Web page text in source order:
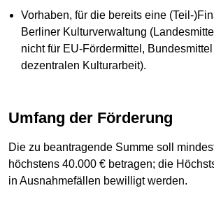
Vorhaben, für die bereits eine (Teil-
Berliner Kulturverwaltung
nicht für EU-Fördermittel,
dezentralen Kulturarbeit).
Umfang der Förderung
Die zu beantragende Summe soll
höchstens 40.000 € betragen; die
in Ausnahmefällen bewilligt werden.